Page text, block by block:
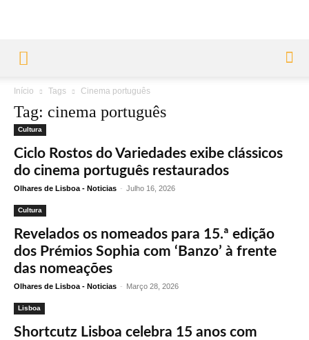
Início Tags Cinema português
Tag: cinema português
Cultura
Ciclo Rostos do Variedades exibe clássicos
do cinema português restaurados
Olhares de Lisboa - Noticias - Julho 16, 2026
Cultura
Revelados os nomeados para 15.ª edição
dos Prémios Sophia com ‘Banzo’ à frente
das nomeações
Olhares de Lisboa - Noticias - Março 28, 2026
Lisboa
Shortcutz Lisboa celebra 15 anos com